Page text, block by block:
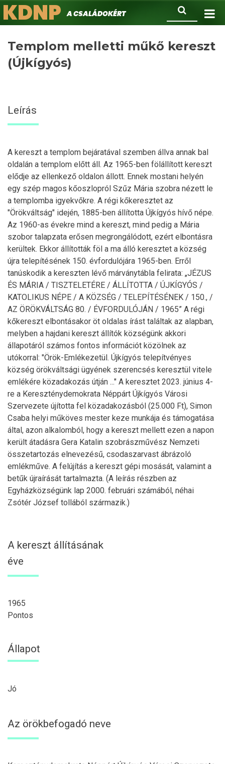
Ugrás
a
Keresés
KDNPA családokért.
Templom melletti műkő kereszt
(Újkígyós)
Leírás
A kereszt a templom bejáratával szemben állva annak bal
oldalán a templom előtt áll. Az 1965-ben fölállított kereszt
elődje az ellenkező oldalon állott. Ennek mostani helyén
egy szép magos kőoszlopról Szűz Mária szobra nézett le
a templomba igyekvőkre. A régi kőkeresztet az
"Örökváltság" idején, 1885-ben állította Újkígyós hívő népe.
Az 1960-as évekre mind a kereszt, mind pedig a Mária
szobor talapzata erősen megrongálódott, ezért elbontásra
kerültek. Ekkor állították föl a ma álló keresztet a község
újra telepítésének 150. évfordulójára 1965-ben. Erről
tanúskodik a kereszten lévő márványtábla felirata: „JÉZUS
ÉS MÁRIA / TISZTELETÉRE / ÁLLÍTOTTA / ÚJKÍGYÓS /
KATOLIKUS NÉPE / A KÖZSÉG / TELEPÍTÉSÉNEK / 150., /
AZ ÖRÖKVÁLTSÁG 80. / ÉVFORDULÓJÁN / 1965” A régi
kőkereszt elbontásakor öt oldalas írást találtak az alapban,
melyben a hajdani kereszt állítók községünk akkori
állapotáról számos fontos információt közölnek az
utókorral: "Örök-Emlékezetül. Újkígyós telepítvényes
község örökváltsági ügyének szerencsés keresztül vitele
emlékére közadakozás útján ..." A keresztet 2023. június 4-
re a Kereszténydemokrata Néppárt Újkígyós Városi
Szervezete újította fel közadakozásból (25.000 Ft), Simon
Csaba helyi műköves mester keze munkája és támogatása
által, azon alkalomból, hogy a kereszt mellett ezen a napon
került átadásra Gera Katalin szobrászművész Nemzeti
összetartozás elnevezésű, csodaszarvast ábrázoló
emlékműve. A felújítás a kereszt gépi mosását, valamint a
betűk újraírását tartalmazta. (A leírás részben az
Egyházközségünk lap 2000. februári számából, néhai
Zsótér József tollából származik.)
A kereszt állításának
éve
1965
Pontos
Állapot
Jó
Az örökbefogadó neve